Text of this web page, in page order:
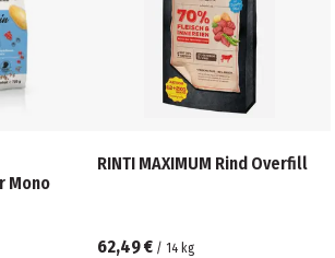
Mono
RINTI MAXIMUM Rind Overfill
62,49 € / 14 kg